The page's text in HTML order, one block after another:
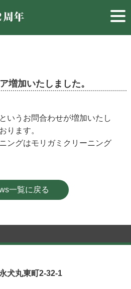
増加いたしました。
いうお問合わせが増加いたし
ります。
ングはモリガミクリーニング
一覧に戻る
犬丸東町2-32-1